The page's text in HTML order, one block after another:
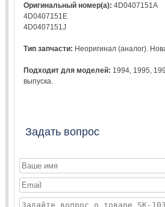
Оригинальный номер(а):4D0407151A
4D0407151E
4D0407151J
Тип запчасти: Неоригинал (аналог).
Подходит для моделей: 1994 1995
выпуска.
Задать вопрос